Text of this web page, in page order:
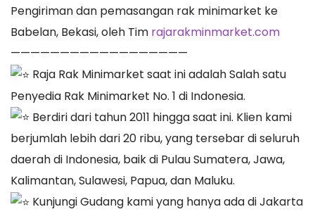
Pengiriman dan pemasangan rak minimarket ke
Babelan, Bekasi, oleh Tim rajarakminmarket.com
——————————————————
Raja Rak Minimarket saat ini adalah Salah satu
Penyedia Rak Minimarket No. 1 di Indonesia.
Berdiri dari tahun 2011 hingga saat ini. Klien kami
berjumlah lebih dari 20 ribu, yang tersebar di seluruh
daerah di Indonesia, baik di Pulau Sumatera, Jawa,
Kalimantan, Sulawesi, Papua, dan Maluku.
Kunjungi Gudang kami yang hanya ada di Jakarta